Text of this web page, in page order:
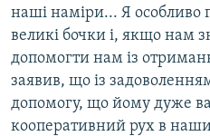
наші наміри... Я особливо
великі бочки і, якщо нам
допомогти нам із
заявив, що із
допомогу, що йому дуже
кооперативний рух в